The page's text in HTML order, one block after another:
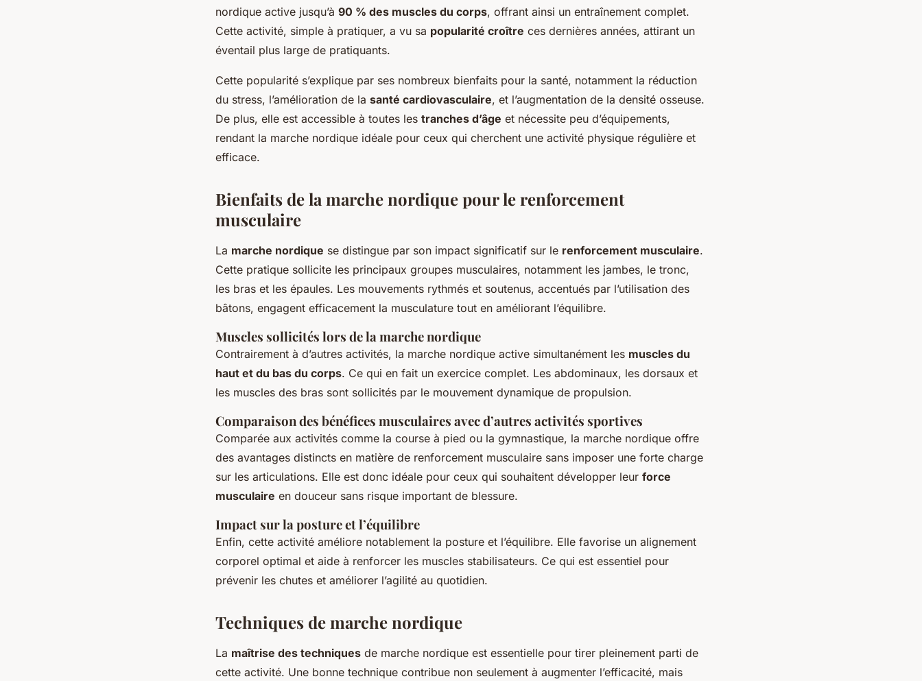
nordique active jusqu’à 90 % des muscles du corps, offrant ainsi un entraînement complet.
Cette activité, simple à pratiquer, a vu sa popularité croître ces dernières années, attirant un
éventail plus large de pratiquants.
Cette popularité s’explique par ses nombreux bienfaits pour la santé, notamment la réduction
du stress, l’amélioration de la santé cardiovasculaire, et l’augmentation de la densité osseuse.
De plus, elle est accessible à toutes les tranches d’âge et nécessite peu d’équipements,
rendant la marche nordique idéale pour ceux qui cherchent une activité physique régulière et
efficace.
Bienfaits de la marche nordique pour le renforcement
musculaire
La marche nordique se distingue par son impact significatif sur le renforcement musculaire.
Cette pratique sollicite les principaux groupes musculaires, notamment les jambes, le tronc,
les bras et les épaules. Les mouvements rythmés et soutenus, accentués par l’utilisation des
bâtons, engagent efficacement la musculature tout en améliorant l’équilibre.
Muscles sollicités lors de la marche nordique
Contrairement à d’autres activités, la marche nordique active simultanément les muscles du
haut et du bas du corps. Ce qui en fait un exercice complet. Les abdominaux, les dorsaux et
les muscles des bras sont sollicités par le mouvement dynamique de propulsion.
Comparaison des bénéfices musculaires avec d’autres activités sportives
Comparée aux activités comme la course à pied ou la gymnastique, la marche nordique offre
des avantages distincts en matière de renforcement musculaire sans imposer une forte charge
sur les articulations. Elle est donc idéale pour ceux qui souhaitent développer leur force
musculaire en douceur sans risque important de blessure.
Impact sur la posture et l’équilibre
Enfin, cette activité améliore notablement la posture et l’équilibre. Elle favorise un alignement
corporel optimal et aide à renforcer les muscles stabilisateurs. Ce qui est essentiel pour
prévenir les chutes et améliorer l’agilité au quotidien.
Techniques de marche nordique
La maîtrise des techniques de marche nordique est essentielle pour tirer pleinement parti de
cette activité. Une bonne technique contribue non seulement à augmenter l’efficacité, mais